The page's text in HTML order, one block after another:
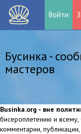
Войти
Бусинка -
мастеров
Businka.org - вне
бисероплетению и всему,
комментарии,